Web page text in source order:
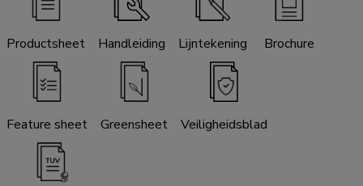
Productsheet Handleiding Lijntekening Brochure
Feature sheet Greensheet Veiligheidsblad